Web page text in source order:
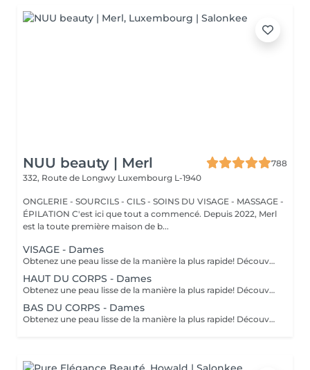
NUU beauty | Merl
788
332, Route de Longwy Luxembourg L-1940
ONGLERIE - SOURCILS - CILS - SOINS DU VISAGE - MASSAGE -
ÉPILATION C'est ici que tout a commencé. Depuis 2022, Merl
est la toute première maison de b...
VISAGE - Dames
Obtenez une peau lisse de la manière la plus rapide! Découvrez les avantages de l'épilation permanente grâce à notre technologie lumineuse avancée qui cible efficacement les follicules pileux. Caractéristiques de notre Laser: technologie de pointe: nouveau modèle 2022 traitement polyvalent: système 3-en-1: laser diode, alexandrite et NdYag sécurité certifiée: entièrement certifié dans toute l'UE résultats visibles: effets notables après votre première séance transformation complète: résultats finaux obtenus après 6 à 8 traitements inclusif pour tous: convient à tous les types de peau et de cheveux, sauf les cheveux gris confort avant tout: equipé d'un système de refroidissement pour une expérience sans douleur Comment fonctionne l'Épilation au laser? préparation: votre peau est soigneusement nettoyée. application de gel: un gel spécial est appliqué pour améliorer le traitement. traitement au laser: le laser est appliqué sur la zone ciblée. finition apaisante: une crème apaisante est appliquée après le traitement. Recommandations d'Âge: idéalement adapté aux personnes âgées de 16 à 18 ans et plus. Soins post-traitement: pour garantir des résultats optimaux, veuillez éviter de vous exposer au soleil une semaine avant et après votre procédure. Fréquence des séances: les séances sont recommandées toutes les 4 à 8 semaines, pour un total de 6 à 10 traitements selon la zone.
HAUT DU CORPS - Dames
Obtenez une peau lisse de la manière la plus rapide! Découvrez les avantages de l'épilation permanente grâce à notre technologie lumineuse avancée qui cible efficacement les follicules pileux. Caractéristiques de notre Laser: technologie de pointe: nouveau modèle 2022 traitement polyvalent: système 3-en-1: laser diode, alexandrite et NdYag sécurité certifiée: entièrement certifié dans toute l'UE résultats visibles: effets notables après votre première séance transformation complète: résultats finaux obtenus après 6 à 8 traitements inclusif pour tous: convient à tous les types de peau et de cheveux, sauf les cheveux gris confort avant tout: equipé d'un système de refroidissement pour une expérience sans douleur Comment fonctionne l'Épilation au laser? préparation: votre peau est soigneusement nettoyée. application de gel: un gel spécial est appliqué pour améliorer le traitement. traitement au laser: le laser est appliqué sur la zone ciblée. finition apaisante: une crème apaisante est appliquée après le traitement. Recommandations d'Âge: idéalement adapté aux personnes âgées de 16 à 18 ans et plus. Soins post-traitement: pour garantir des résultats optimaux, veuillez éviter de vous exposer au soleil une semaine avant et après votre procédure. Fréquence des séances: les séances sont recommandées toutes les 4 à 8 semaines, pour un total de 6 à 10 traitements selon la zone.
BAS DU CORPS - Dames
Obtenez une peau lisse de la manière la plus rapide! Découvrez les avantages de l'épilation permanente grâce à notre technologie lumineuse avancée qui cible efficacement les follicules pileux. Caractéristiques de notre Laser: technologie de pointe: nouveau modèle 2022 traitement polyvalent: système 3-en-1: laser diode, alexandrite et NdYag sécurité certifiée: entièrement certifié dans toute l'UE résultats visibles: effets notables après votre première séance transformation complète: résultats finaux obtenus après 6 à 8 traitements inclusif pour tous: convient à tous les types de peau et de cheveux, sauf les cheveux gris confort avant tout: equipé d'un système de refroidissement pour une expérience sans douleur Comment fonctionne l'Épilation au laser? préparation: votre peau est soigneusement nettoyée. application de gel: un gel spécial est appliqué pour améliorer le traitement. traitement au laser: le laser est appliqué sur la zone ciblée. finition apaisante: une crème apaisante est appliquée après le traitement. Recommandations d'Âge: idéalement adapté aux personnes âgées de 16 à 18 ans et plus. Soins post-traitement: pour garantir des résultats optimaux, veuillez éviter de vous exposer au soleil une semaine avant et après votre procédure. Fréquence des séances: les séances sont recommandées toutes les 4 à 8 semaines, pour un total de 6 à 10 traitements selon la zone.